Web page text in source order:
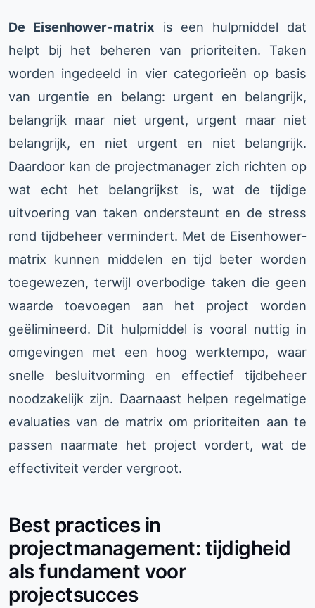
De Eisenhower-matrix is een hulpmiddel dat
helpt bij het beheren van prioriteiten. Taken
worden ingedeeld in vier categorieën op basis
van urgentie en belang: urgent en belangrijk,
belangrijk maar niet urgent, urgent maar niet
belangrijk, en niet urgent en niet belangrijk.
Daardoor kan de projectmanager zich richten op
wat echt het belangrijkst is, wat de tijdige
uitvoering van taken ondersteunt en de stress
rond tijdbeheer vermindert. Met de Eisenhower-
matrix kunnen middelen en tijd beter worden
toegewezen, terwijl overbodige taken die geen
waarde toevoegen aan het project worden
geëlimineerd. Dit hulpmiddel is vooral nuttig in
omgevingen met een hoog werktempo, waar
snelle besluitvorming en effectief tijdbeheer
noodzakelijk zijn. Daarnaast helpen regelmatige
evaluaties van de matrix om prioriteiten aan te
passen naarmate het project vordert, wat de
effectiviteit verder vergroot.
Best practices in
projectmanagement: tijdigheid
als fundament voor
projectsucces